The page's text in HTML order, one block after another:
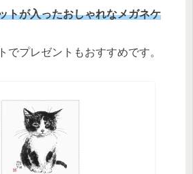
トが入ったおしゃれなメガネケ
でプレゼントもおすすめです。